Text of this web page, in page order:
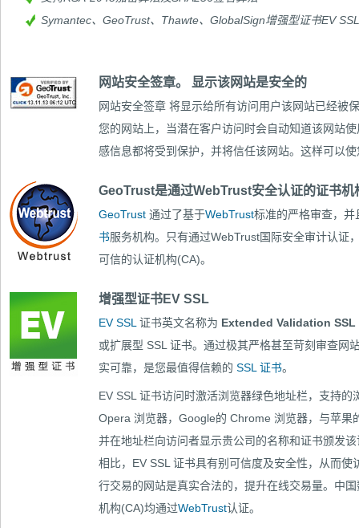
Symantec、GeoTrust、Thawte、GlobalSign增强型证书EV
网站安全签章。 显示该网站是安全的
网站安全签章 将显示给所有访问用户该网站已经被
您的网站上，当潜在客户访问时会自动知道该网站
感信息都将受到保护，并将信任该网站。这样可以
GeoTrust是通过WebTrust安全认证的证书机
GeoTrust 通过了基于WebTrust标准的严格审查，
书服务机构。只有通过WebTrust国际安全审计认证
可信的认证机构(CA)。
增强型证书EV SSL
EV SSL 证书英文名称为 Extended Validation
或扩展型 SSL 证书。通过极其严格甚至苛刻审查网
实可靠，是您最值得信赖的 SSL 证书。
EV SSL 证书访问时激活浏览器绿色地址栏，支持
Opera 浏览器，Google的 Chrome 浏览器，与苹
并在地址栏向访问者显示贵公司的名称和证书颁发
相比，EV SSL 证书具有别可信度及安全性，从而
行交易的网站是真实合法的，提升在线交易量。中
机构(CA)均通过WebTrust认证。